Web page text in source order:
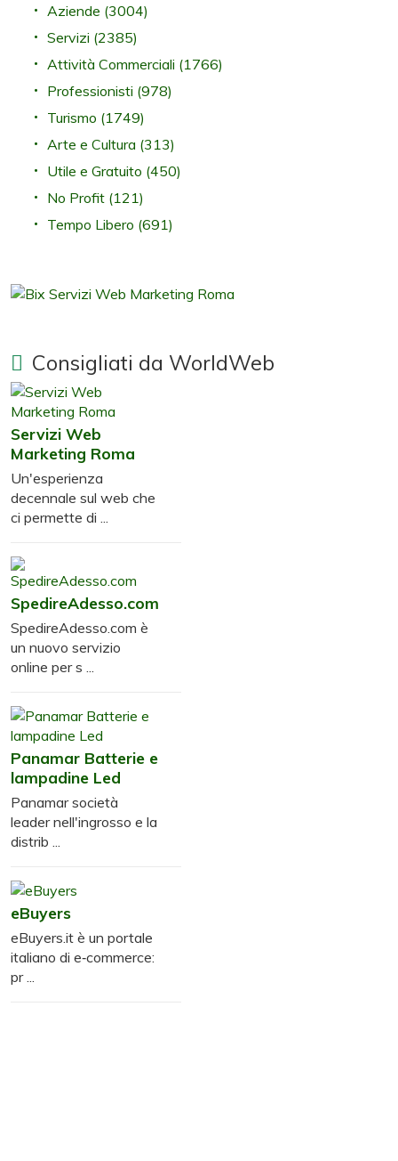
Aziende (3004)
Servizi (2385)
Attività Commerciali (1766)
Professionisti (978)
Turismo (1749)
Arte e Cultura (313)
Utile e Gratuito (450)
No Profit (121)
Tempo Libero (691)
Consigliati da WorldWeb
Servizi Web
Marketing Roma
Un'esperienza
decennale sul web che
ci permette di ...
SpedireAdesso.com
SpedireAdesso.com è
un nuovo servizio
online per s ...
Panamar Batterie e
lampadine Led
Panamar società
leader nell'ingrosso e la
distrib ...
eBuyers
eBuyers.it è un portale
italiano di e‑commerce:
pr ...